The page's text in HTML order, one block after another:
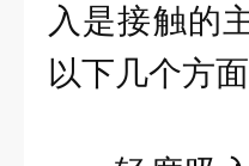
入是接触的
以下几个方面